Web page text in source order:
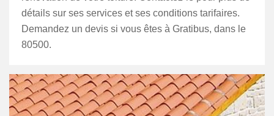
détails sur ses services et ses conditions tarifaires.
Demandez un devis si vous êtes à Gratibus, dans le
80500.